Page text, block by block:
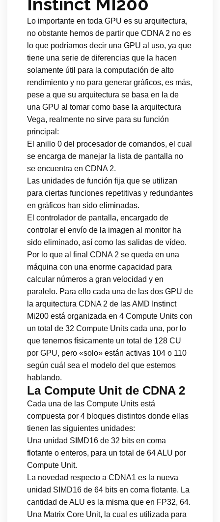
Lo importante en toda GPU es su arquitectura,
no obstante hemos de partir que CDNA 2 no es
lo que podríamos decir una GPU al uso, ya que
tiene una serie de diferencias que la hacen
solamente útil para la computación de alto
rendimiento y no para generar gráficos, es más,
pese a que su arquitectura se basa en la de
una GPU al tomar como base la arquitectura
Vega, realmente no sirve para su función
principal:
El anillo 0 del procesador de comandos, el cual
se encarga de manejar la lista de pantalla no
se encuentra en CDNA 2.
Las unidades de función fija que se utilizan
para ciertas funciones repetitivas y redundantes
en gráficos han sido eliminadas.
El controlador de pantalla, encargado de
controlar el envío de la imagen al monitor ha
sido eliminado, así como las salidas de vídeo.
Por lo que al final CDNA 2 se queda en una
máquina con una enorme capacidad para
calcular números a gran velocidad y en
paralelo. Para ello cada una de las dos GPU de
la arquitectura CDNA 2 de las AMD Instinct
Mi200 está organizada en 4 Compute Units con
un total de 32 Compute Units cada una, por lo
que tenemos físicamente un total de 128 CU
por GPU, pero «solo» están activas 104 o 110
según cuál sea el modelo del que estemos
hablando.
La Compute Unit de CDNA 2
Cada una de las Compute Units está
compuesta por 4 bloques distintos donde ellas
tienen las siguientes unidades:
Una unidad SIMD16 de 32 bits en coma
flotante o enteros, para un total de 64 ALU por
Compute Unit.
La novedad respecto a CDNA1 es la nueva
unidad SIMD16 de 64 bits en coma flotante. La
cantidad de ALU es la misma que en FP32, 64.
Una Matrix Core Unit, la cual es utilizada para